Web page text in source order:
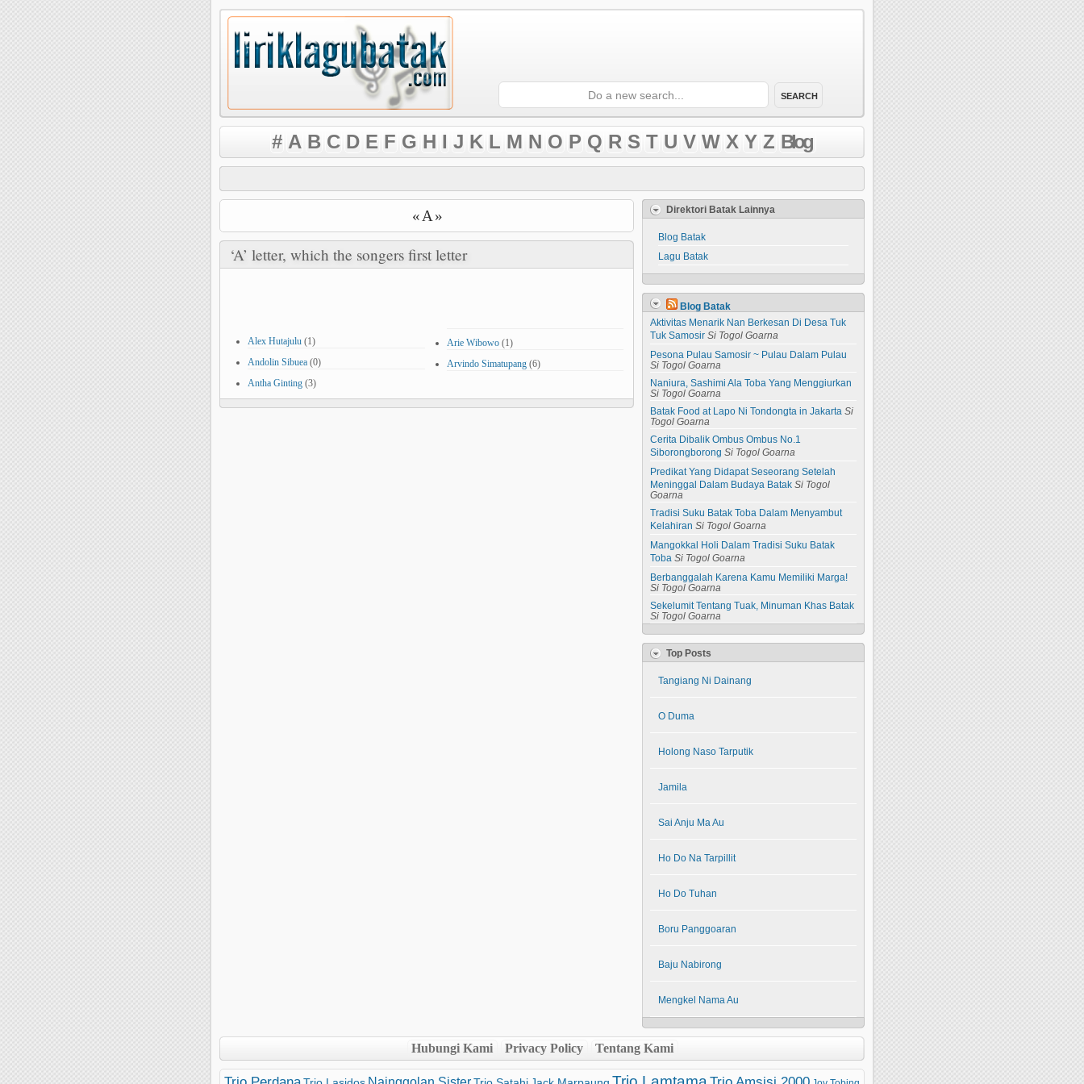
# A B C D E F G H I J K L M N O P Q R S T U V W X Y Z Blog
« A »
‘A’ letter, which the songers first letter
Alex Hutajulu (1)
Andolin Sibuea (0)
Antha Ginting (3)
Arie Wibowo(1)
Arvindo Simatupang(6)
Direktori Batak Lainnya
Blog Batak
Lagu Batak
Blog Batak
Aktivitas Menarik Nan Berkesan Di Desa Tuk
Tuk Samosir Si Togol Goarna
Pesona Pulau Samosir ~ Pulau Dalam Pulau
Si Togol Goarna
Naniura, Sashimi Ala Toba Yang Menggiurkan
Si Togol Goarna
Batak Food at Lapo Ni Tondongta in Jakarta Si
Togol Goarna
Cerita Dibalik Ombus Ombus No.1
Siborongborong Si Togol Goarna
Predikat Yang Didapat Seseorang Setelah
Meninggal Dalam Budaya Batak Si Togol
Goarna
Tradisi Suku Batak Toba Dalam Menyambut
Kelahiran Si Togol Goarna
Mangokkal Holi Dalam Tradisi Suku Batak
Toba Si Togol Goarna
Berbanggalah Karena Kamu Memiliki Marga!
Si Togol Goarna
Sekelumit Tentang Tuak, Minuman Khas Batak
Si Togol Goarna
Top Posts
Tangiang Ni Dainang
O Duma
Holong Naso Tarputik
Jamila
Sai Anju Ma Au
Ho Do Na Tarpillit
Ho Do Tuhan
Boru Panggoaran
Baju Nabirong
Mengkel Nama Au
Hubungi Kami Privacy Policy Tentang Kami